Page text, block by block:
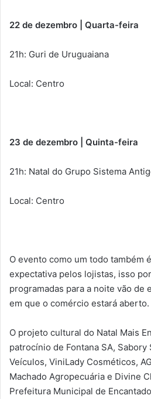
22 de dezembro | Quarta-feira
21h: Guri de Uruguaiana
Local: Centro
23 de dezembro | Quinta-feira
21h: Natal do Grupo Sistema
Local: Centro
O evento como um todo também
expectativa pelos lojistas, isso
programadas para a noite vão de
em que o comércio estará aberto.
O projeto cultural do Natal Mais
patrocínio de Fontana SA,
Veículos, ViniLady Cosméticos,
Machado Agropecuária e Divine
Prefeitura Municipal de